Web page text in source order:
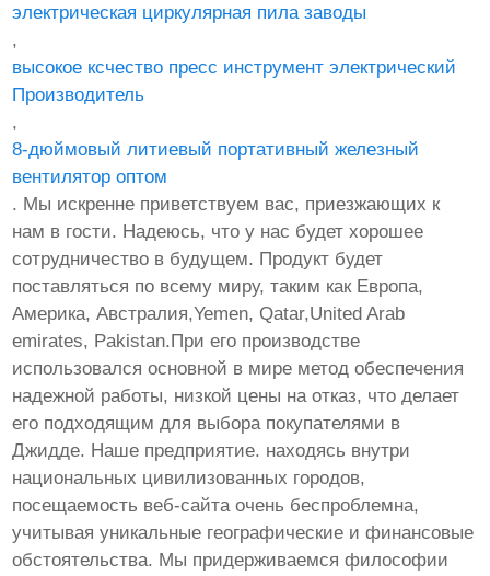
электрическая циркулярная пила заводы
,
высокое ксчество пресс инструмент электрический
Производитель
,
8-дюймовый литиевый портативный железный
вентилятор оптом
. Мы искренне приветствуем вас, приезжающих к
нам в гости. Надеюсь, что у нас будет хорошее
сотрудничество в будущем. Продукт будет
поставляться по всему миру, таким как Европа,
Америка, Австралия,Yemen, Qatar,United Arab
emirates, Pakistan.При его производстве
использовался основной в мире метод обеспечения
надежной работы, низкой цены на отказ, что делает
его подходящим для выбора покупателями в
Джидде. Наше предприятие. находясь внутри
национальных цивилизованных городов,
посещаемость веб-сайта очень беспроблемна,
учитывая уникальные географические и финансовые
обстоятельства. Мы придерживаемся философии